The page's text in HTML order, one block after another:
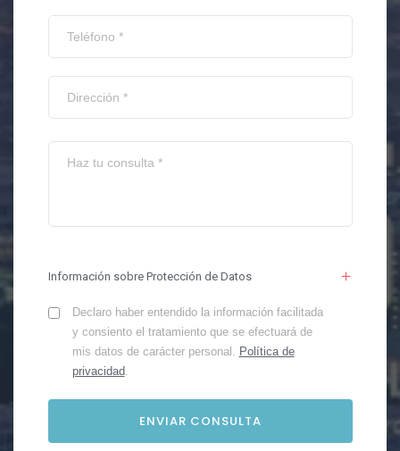
Información sobre Protección de Datos
Declaro haber entendido la información facilitada
y consiento el tratamiento que se efectuará de
mis datos de carácter personal. Política de
privacidad.